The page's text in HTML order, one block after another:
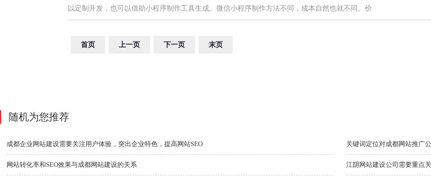
以定制开发，也可以借助小程序制作工具生成。微信小程序制作方法不同，成本自然也就不同。价
首页 上一页 下一页 末页
随机为您推荐
成都企业网站建设需要关注用户体验，突出企业特色，提高网站SEO 关键词定位对成都网站推广
网站转化率和SEO效果与成都网站建设的关系 江阴网站建设公司需要重点